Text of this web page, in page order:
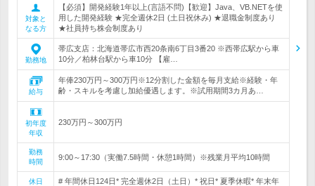
対象と
なる方
【必須】開発経験1年以上(言語不問)【歓迎】Java、VB.NETを使
用した開発経験 ★完全週休2日 (土日祝休み) ★退職金制度あり
★社員持ち株会制度あり
勤務地
帯広支店：北海道帯広市西20条南6丁目3番20 ※西帯広駅から車
10分／柏林台駅から車10分 【雇…
給与
年俸230万円～300万円※12分割した金額を毎月支給※経験・年
齢・スキルを考慮し加給優遇します。※試用期間3カ月あ…
初年度
年収
230万円～300万円
勤務
時間
9:00～17:30（実働7.5時間・休憩1時間）※残業月平均10時間
休日
# 年間休日124日* 完全週休2日（土日）* 祝日* 夏季休暇* 年末年